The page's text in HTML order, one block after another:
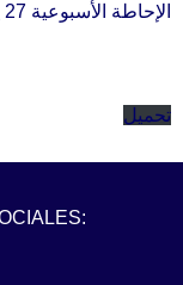
الإحاطة الأسبوعية 27 يونيو – 3 يوليو
تحميل